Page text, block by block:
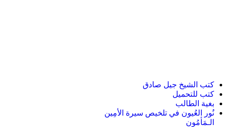
كتب الشيخ جيل صادق
كتب للتحميل
بغية الطالب
نُور العُيون في تلخيص سيرة الأمِين
الـمَأمُونِ